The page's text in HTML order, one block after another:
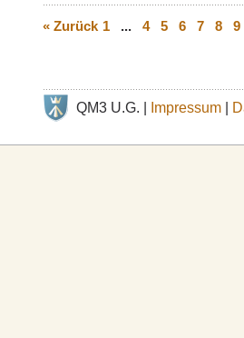
« Zurück 1... 4 5 6 7 8 9
QM3 U.G. | Impressum